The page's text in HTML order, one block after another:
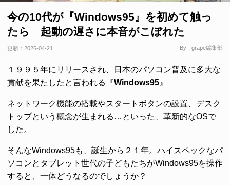
今の10代が『Windows95』を初めて触っ
たら 起動の遅さに本音がこぼれた
更新： 2026-04-21 By - grape編集部
１９９５年にリリースされ、日本のパソコン普及に多大な
貢献を果たしたと言われる『Windows95 』
ネットワーク機能の搭載やスタートボタンの設置、デスク
トップという概念が生まれる…といった、革新的なOSで
した。
そんなWindows95も、誕生から２１年。ハイスペックなパ
ソコンとタブレット世代の子どもたちがWindows95を操作
すると、一体どうなるのでしょうか？